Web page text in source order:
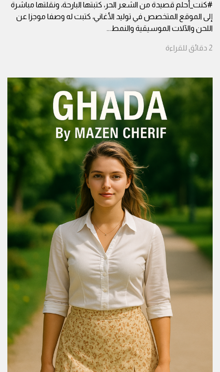
#كنت_أحلم قصيدة من الشعر الحر، كتبتها البارحة، ونقلتها مباشرة
إلى الموقع المتخصص في توليد الأغاني، كتبت له وصفا موجزا عن
اللحن والآلات الموسيقية والنمط...
2 دقائق للقراءة